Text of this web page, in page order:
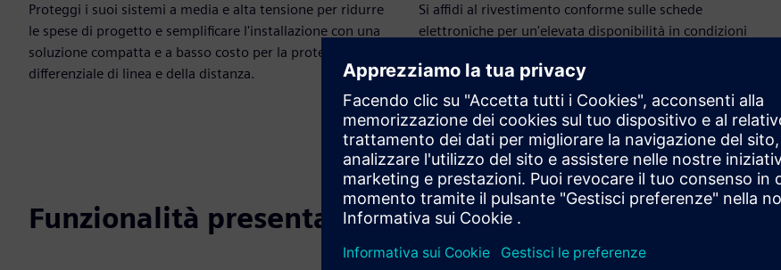
Proteggi i suoi sistemi a media e alta tensione per ridurre
le spese di progetto e semplificare l'installazione con una
soluzione compatta e a basso costo per la protezione del
differenziale di linea e della distanza.
Si affidi al rivestimento conforme sulle schede
elettroniche per un'elevata disponibilità in condizioni
Funzionalità presentate